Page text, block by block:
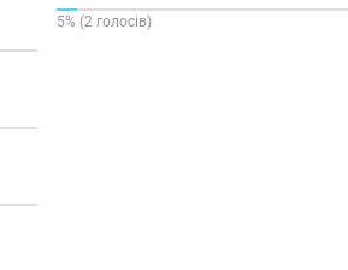
5% (2 голосів)